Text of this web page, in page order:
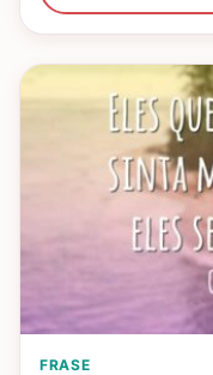
FRASE